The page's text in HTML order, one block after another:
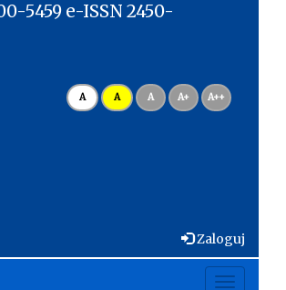
5459 e-ISSN 2450-
A A A A+ A++
Zaloguj
Toggle